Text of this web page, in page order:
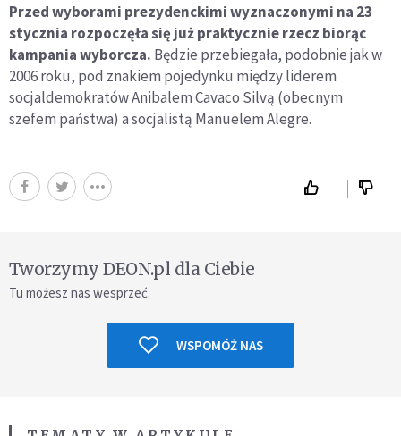
Przed wyborami prezydenckimi wyznaczonymi na 23
stycznia rozpoczęła się już praktycznie rzecz biorąc
kampania wyborcza. Będzie przebiegała, podobnie jak w
2006 roku, pod znakiem pojedynku między liderem
socjaldemokratów Anibalem Cavaco Silvą (obecnym
szefem państwa) a socjalistą Manuelem Alegre.
Tworzymy DEON.pl dla Ciebie
Tu możesz nas wesprzeć.
WSPOMÓŻ NAS